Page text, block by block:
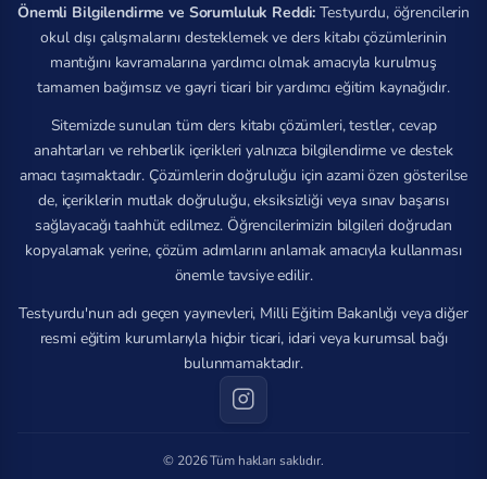
Önemli Bilgilendirme ve Sorumluluk Reddi: Testyurdu, öğrencilerin
okul dışı çalışmalarını desteklemek ve ders kitabı çözümlerinin
mantığını kavramalarına yardımcı olmak amacıyla kurulmuş
tamamen bağımsız ve gayri ticari bir yardımcı eğitim kaynağıdır.
Sitemizde sunulan tüm ders kitabı çözümleri, testler, cevap
anahtarları ve rehberlik içerikleri yalnızca bilgilendirme ve destek
amacı taşımaktadır. Çözümlerin doğruluğu için azami özen gösterilse
de, içeriklerin mutlak doğruluğu, eksiksizliği veya sınav başarısı
sağlayacağı taahhüt edilmez. Öğrencilerimizin bilgileri doğrudan
kopyalamak yerine, çözüm adımlarını anlamak amacıyla kullanması
önemle tavsiye edilir.
Testyurdu'nun adı geçen yayınevleri, Milli Eğitim Bakanlığı veya diğer
resmi eğitim kurumlarıyla hiçbir ticari, idari veya kurumsal bağı
bulunmamaktadır.
© 2026 Tüm hakları saklıdır.